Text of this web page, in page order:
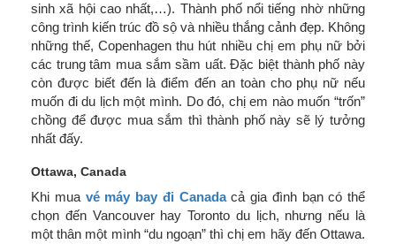
sinh xã hội cao nhất,…). Thành phố nổi tiếng nhờ những
công trình kiến trúc đồ sộ và nhiều thắng cảnh đẹp. Không
những thế, Copenhagen thu hút nhiều chị em phụ nữ bởi
các trung tâm mua sắm sầm uất. Đặc biệt thành phố này
còn được biết đến là điểm đến an toàn cho phụ nữ nếu
muốn đi du lịch một mình. Do đó, chị em nào muốn “trốn”
chồng để được mua sắm thì thành phố này sẽ lý tưởng
nhất đấy.
Ottawa, Canada
Khi mua vé máy bay đi Canadacả gia đình bạn có thể
chọn đến Vancouver hay Toronto du lịch, nhưng nếu là
một thân một mình “du ngoạn” thì chị em hãy đến Ottawa.